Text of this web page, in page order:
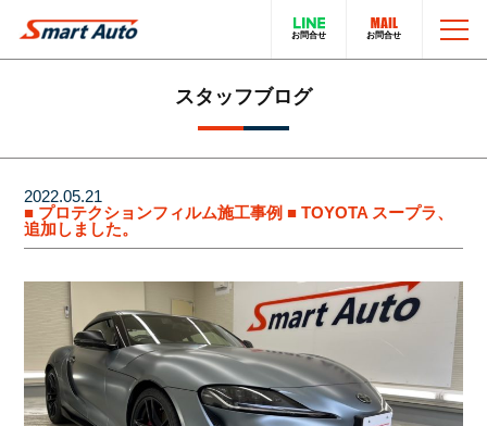
スタッフブログ
2022.05.21
■ プロテクションフィルム施工事例 ■ TOYOTA スープラ、
追加しました。
スマートオートのこと
輸入車販売サービス
トータルカーサービス
在庫車一覧
お問い合わせ
在庫車について
買取・下取りについて
LINEでのお問い合わせ